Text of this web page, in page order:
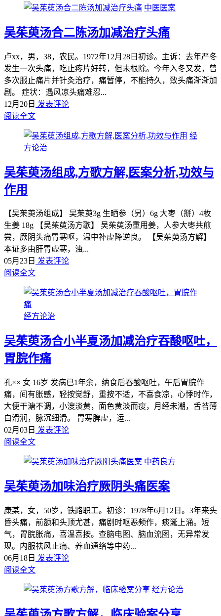
中医医案
吴茱萸汤合二陈汤加减治疗头痛
卢xx，男，38，农民。1972年12月28日初诊。主诉：去年严冬
发生一次头痛，吃止疼片好转，但未根除。今年入冬又发，曾
多次服止痛片并针灸治疗，痛暂停，不能持久，致头痛渐渐加
剧。 症状：遇风凉头痛难忍...
12月20日 发表评论
阅读全文
经
方论治
吴茱萸汤组成,方歌方解,医案分析,功效与
作用
【吴茱萸汤组成】 吴茱萸3g 生晒参（另）6g 大枣（掰）4枚
生姜 18g 【吴茱萸汤方歌】 吴茱萸汤重用姜，人参大枣共煎
尝，厥阴头痛胃寒呕，温中补虚降逆良。 【吴茱萸汤方解】
本证多由肝胃虚寒，浊...
05月23日 发表评论
阅读全文
经方论治
吴茱萸汤合小半夏汤加减治疗吞酸呕吐，
胃脘作痛
孔×× 女 16岁 发病已1年余，纳食后吞酸呕吐，午后胃脘作
痛，间有胀感，轻按觉舒，重按不适，不喜食凉，心悸时作，
大便干溏不调，小溲淡黄，面色黄淡而瘦，月经未潮，舌苔薄
白滑润，脉沉细滑。 胃寒脾虚，运...
02月03日 发表评论
阅读全文
中药良方
吴茱萸汤加味治疗厥阴头痛医案
康某，女，50岁，铁路职工。初诊：1978年6月12日。3年来头
昏头痛，前额和头顶尤甚，痛剧时呕恶频作，痰涎上涌。短
气，胃脘胀痛，喜温喜按。查脑电图、脑血流图，无异常发
现。内服祛风止痛、养血通络等中药...
06月18日 发表评论
阅读全文
经方论治